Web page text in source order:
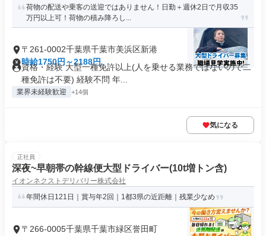
荷物の配送や乗客の送迎ではありません！日勤＋週休2日で月収35
万円以上可！荷物の積み降ろし...
〒261-0002千葉県千葉市美浜区新港
時給1750円～2188円
資格・経験 大型一種免許以上(人を乗せる業務ではないので二
種免許は不要) 経験不問 年...
業界未経験歓迎 +14個
気になる
正社員
深夜~早朝帯の幹線便大型ドライバー(10t増トン含)
イオンネクストデリバリー株式会社
年間休日121日｜賞与年2回｜1都3県の近距離｜残業少なめ
〒266-0005千葉県千葉市緑区誉田町